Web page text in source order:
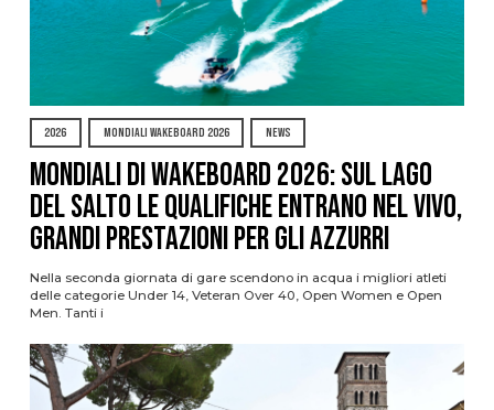
2026 MONDIALI WAKEBOARD 2026 NEWS
Mondiali di Wakeboard 2026: sul Lago
del Salto le qualifiche entrano nel vivo,
grandi prestazioni per gli azzurri
Nella seconda giornata di gare scendono in acqua i migliori atleti
delle categorie Under 14, Veteran Over 40, Open Women e Open
Men. Tanti i